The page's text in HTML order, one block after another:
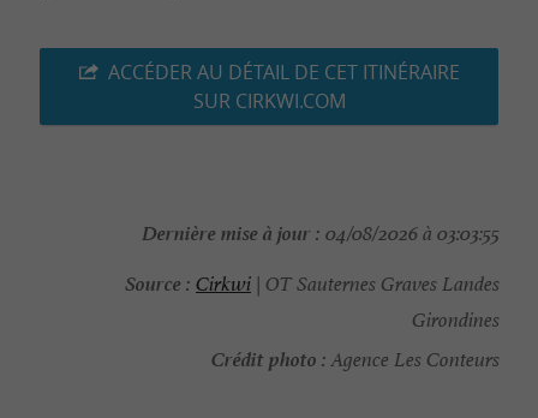
ACCÉDER AU DÉTAIL DE CET ITINÉRAIRE
SUR CIRKWI.COM
Dernière mise à jour : 04/08/2026 à 03:03:55
Source : Cirkwi | OT Sauternes Graves Landes
Girondines
Crédit photo :Agence Les Conteurs